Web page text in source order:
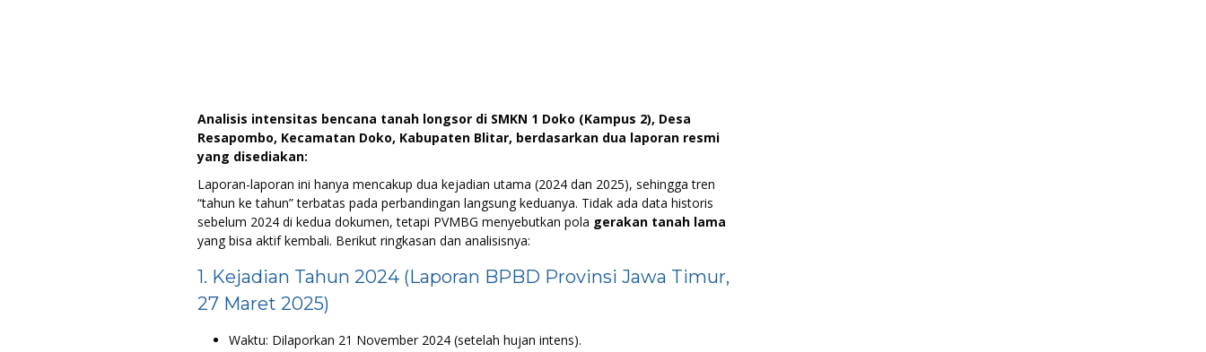
Analisis intensitas bencana tanah longsor di SMKN 1 Doko (Kampus 2), Desa
Resapombo, Kecamatan Doko, Kabupaten Blitar, berdasarkan dua laporan resmi
yang disediakan:
Laporan-laporan ini hanya mencakup dua kejadian utama (2024 dan 2025), sehingga tren
“tahun ke tahun” terbatas pada perbandingan langsung keduanya. Tidak ada data historis
sebelum 2024 di kedua dokumen, tetapi PVMBG menyebutkan pola gerakan tanah lama
yang bisa aktif kembali. Berikut ringkasan dan analisisnya:
1. Kejadian Tahun 2024 (Laporan BPBD Provinsi Jawa Timur,
27 Maret 2025)
Waktu: Dilaporkan 21 November 2024 (setelah hujan intens).